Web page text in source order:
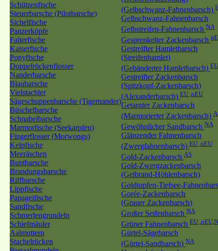
Schützenfische
Steuerbarsche (Pilotbarsche)
Sichelfische
Panzerköpfe
Falterfische
Kaiserfische
Ponyfische
Doppelrückenflosser
Nanderbarsche
Blaubarsche
Vielstachler
Sägeschuppenbarsche (Tigernander)
Büschelbarsche
Schnabelbarsche
Marmorfische (Seekarpfen)
Fingerflosser (Morwongs)
Kelpfische
Meeräschen
Buntbarsche
Brandungsbarsche
Riffbarsche
Lippfische
Papageifische
Sandfische
Schmerlengrundeln
Schiefmäuler
Aalmuttern
Stachelrücken
(Gelbschwanz-Fahnenbarsch)
Gelbschwanz-Fahnenbarsch
Gelbstreifen-Fahnenbarsch NA
Gesprenkelter Zackenbarsch
Gestreifter Hamletbarsch
(Streifenhamlet)
(Gebänderter Hamletbarsch)
Gestreifter Zackenbarsch
(Spitzkopf-Zackenbarsch)
(Alexanderbarsch) EU ,nEU
Getarnter Zackenbarsch
(Marmorierter Zackenbarsch)
Gewöhnlicher Sandbarsch NA
Glänzender Fahnenbarsch
(Zwergfahnenbarsch) EU ,nEU
Gold-Zackenbarsch AS
Gold-Zwergzackenbarsch
(Gelbrand-Höhlenbarsch)
Goldtupfen-Tiefsee-
Gorée-Zackenbarsch
(Grauer Zackenbarsch)
Großer Seifenbarsch NA
Grüner Fahnenbarsch EU
Gürtel-Sägebarsch
(Gürtel-Sandbarsch) NA